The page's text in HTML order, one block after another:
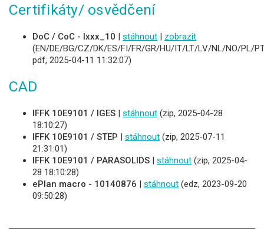
Certifikáty/ osvědčení
DoC / CoC - Ixxx_10 | stáhnout | zobrazit
(EN/DE/BG/CZ/DK/ES/FI/FR/GR/HU/IT/LT/LV/NL/NO/PL/
pdf, 2025-04-11 11:32:07)
CAD
IFFK 10E9101 / IGES | stáhnout (zip, 2025-04-28
18:10:27)
IFFK 10E9101 / STEP | stáhnout (zip, 2025-07-11
21:31:01)
IFFK 10E9101 / PARASOLIDS | stáhnout (zip, 2025-04-
28 18:10:28)
ePlan macro - 10140876 | stáhnout (edz, 2023-09-20
09:50:28)